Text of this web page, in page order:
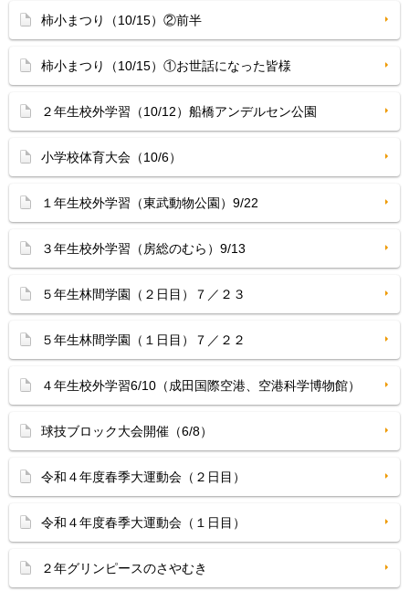
柿小まつり（10/15）②前半
柿小まつり（10/15）①お世話になった皆様
２年生校外学習（10/12）船橋アンデルセン公園
小学校体育大会（10/6）
１年生校外学習（東武動物公園）9/22
３年生校外学習（房総のむら）9/13
５年生林間学園（２日目）７／２３
５年生林間学園（１日目）７／２２
４年生校外学習6/10（成田国際空港、空港科学博物館）
球技ブロック大会開催（6/8）
令和４年度春季大運動会（２日目）
令和４年度春季大運動会（１日目）
２年グリンピースのさやむき